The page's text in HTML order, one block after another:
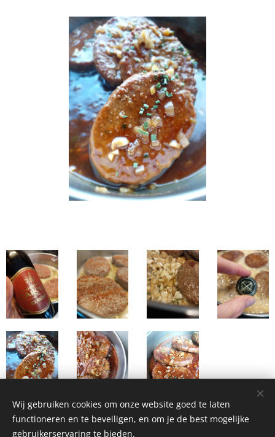
Wij gebruiken cookies om onze website goed te laten
functioneren en te beveiligen, en om je de best mogelijke
gebruikerservaring te bieden.